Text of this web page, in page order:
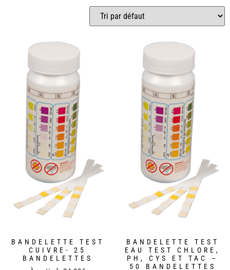
BANDELETTE TEST
CUIVRE- 25
BANDELETTES
BANDELETTE TEST
EAU TEST CHLORE,
PH, CYS ET TAC –
50 BANDELETTES